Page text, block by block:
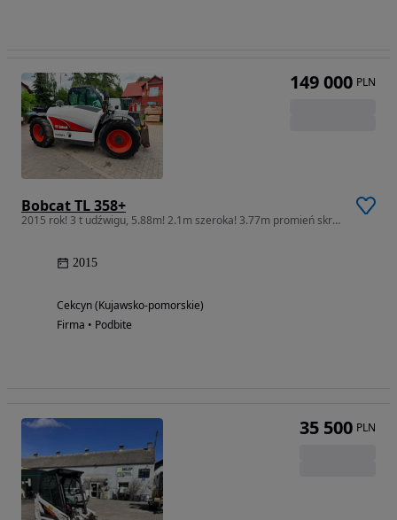
Bobcat TL 358+
2015 rok! 3 t udźwigu, 5.88m! 2.1m szeroka! 3.77m promień skrętu
2015
Cekcyn (Kujawsko-pomorskie)
Firma • Podbite
149 000 PLN
35 500 PLN